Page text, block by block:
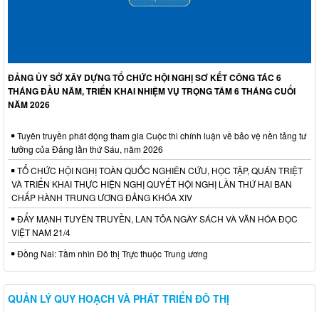
ĐẢNG ỦY SỞ XÂY DỰNG TỔ CHỨC HỘI NGHỊ SƠ KẾT CÔNG TÁC 6
THÁNG ĐẦU NĂM, TRIỂN KHAI NHIỆM VỤ TRỌNG TÂM 6 THÁNG CUỐI
NĂM 2026
Tuyên truyền phát động tham gia Cuộc thi chính luận về bảo vệ nền tảng tư
tưởng của Đảng lần thứ Sáu, năm 2026
TỔ CHỨC HỘI NGHỊ TOÀN QUỐC NGHIÊN CỨU, HỌC TẬP, QUÁN TRIỆT
VÀ TRIỂN KHAI THỰC HIỆN NGHỊ QUYẾT HỘI NGHỊ LẦN THỨ HAI BAN
CHẤP HÀNH TRUNG ƯƠNG ĐẢNG KHÓA XIV
ĐẨY MẠNH TUYÊN TRUYỀN, LAN TỎA NGÀY SÁCH VÀ VĂN HÓA ĐỌC
VIỆT NAM 21/4
Đồng Nai: Tầm nhìn Đô thị Trực thuộc Trung ương
QUẢN LÝ QUY HOẠCH VÀ PHÁT TRIỂN ĐÔ THỊ